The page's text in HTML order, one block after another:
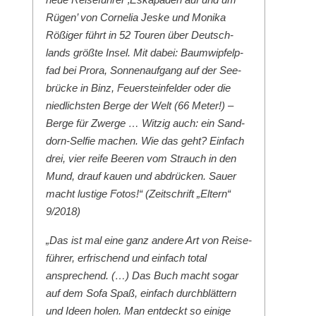
Rügen’ von Cor­nelia Jeske und Moni­ka
Rößiger führt in 52 Touren über Deutsch­
lands größte Insel. Mit dabei: Baumwipfelp­
fad bei Pro­ra, Son­nenauf­gang auf der See­
brücke in Binz, Feuer­ste­in­felder oder die
niedlich­sten Berge der Welt (66 Meter!) –
Berge für Zwerge … Witzig auch: ein Sand­
dorn-Self­ie machen. Wie das geht? Ein­fach
drei, vier reife Beeren vom Strauch in den
Mund, drauf kauen und abdrück­en. Sauer
macht lustige Fotos!“ (Zeitschrift „Eltern“
9/2018)
„Das ist mal eine ganz andere Art von Reise­
führer, erfrischend und ein­fach total
ansprechend. (…) Das Buch macht sog­ar
auf dem Sofa Spaß, ein­fach durch­blät­tern
und Ideen holen. Man ent­deckt so einige